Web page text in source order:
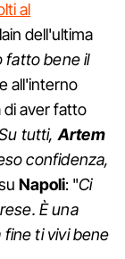
al
dell'ultima
fatto bene il
all'interno
di aver fatto
tutti, Artem
confidenza,
Napoli: "Ci
È una
fine ti vivi bene